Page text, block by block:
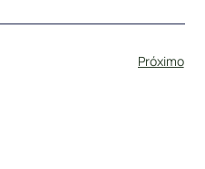
Próximo